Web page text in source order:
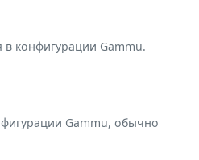
конфигурации Gammu.
Gammu, обычно